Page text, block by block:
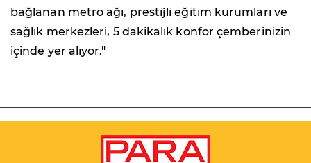
bağlanan metro ağı, prestijli eğitim kurumları ve
sağlık merkezleri, 5 dakikalık konfor çemberinizin
içinde yer alıyor."